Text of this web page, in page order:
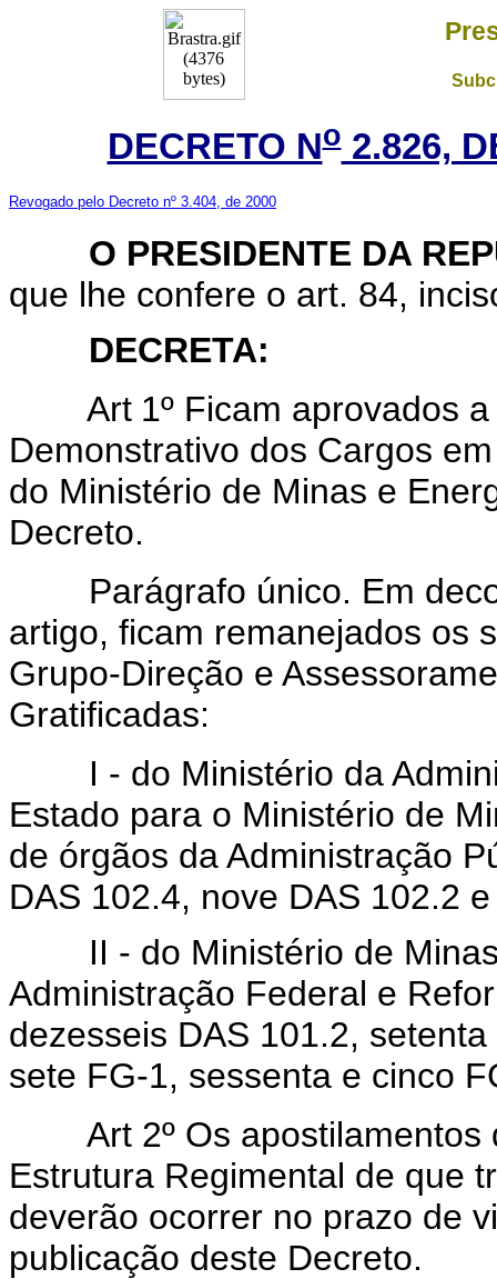
DECRETO No2.826,
Revogado pelo Decreto nº 3.404, de 2000
O PRESIDENTE DA
que lhe confere o art. 84,
DECRETA:
Art 1º Ficam aprovados
Demonstrativo dos Cargos
do Ministério de Minas e
Decreto.
Parágrafo único. Em
artigo, ficam remanejados os
Grupo-Direção e
Gratificadas:
I - do Ministério da
Estado para o Ministério de
de órgãos da Administração
DAS 102.4, nove DAS 102.2
II - do Ministério de Minas
Administração Federal e
dezesseis DAS 101.2,
sete FG-1, sessenta e cinco
Art 2º Os apostilamentos
Estrutura Regimental de que
deverão ocorrer no prazo de
publicação deste Decreto.